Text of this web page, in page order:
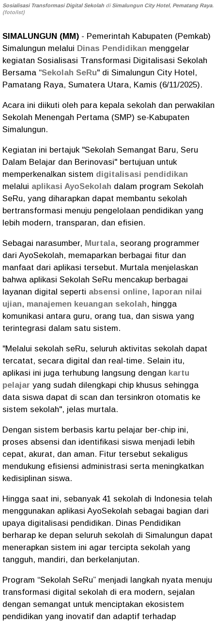
Sosialisasi Transformasi Digital Sekolah di Simalungun City Hotel, Pematang Raya.
(foto/ist)
SIMALUNGUN (MM) - Pemerintah Kabupaten (Pemkab)
Simalungun melalui Dinas Pendidikan menggelar
kegiatan Sosialisasi Transformasi Digitalisasi Sekolah
Bersama “Sekolah SeRu" di Simalungun City Hotel,
Pamatang Raya, Sumatera Utara, Kamis (6/11/2025).
Acara ini diikuti oleh para kepala sekolah dan perwakilan
Sekolah Menengah Pertama (SMP) se-Kabupaten
Simalungun.
Kegiatan ini bertajuk "Sekolah Semangat Baru, Seru
Dalam Belajar dan Berinovasi" bertujuan untuk
memperkenalkan sistem digitalisasi pendidikan
melalui aplikasi AyoSekolah dalam program Sekolah
SeRu, yang diharapkan dapat membantu sekolah
bertransformasi menuju pengelolaan pendidikan yang
lebih modern, transparan, dan efisien.
Sebagai narasumber, Murtala, seorang programmer
dari AyoSekolah, memaparkan berbagai fitur dan
manfaat dari aplikasi tersebut. Murtala menjelaskan
bahwa aplikasi Sekolah SeRu mencakup berbagai
layanan digital seperti absensi online,
laporan nilai
ujian, manajemen keuangan sekolah, hingga
komunikasi antara guru, orang tua, dan siswa yang
terintegrasi dalam satu sistem.
"Melalui sekolah seRu, seluruh aktivitas sekolah dapat
tercatat, secara digital dan real-time. Selain itu,
aplikasi ini juga terhubung langsung dengan kartu
pelajar yang sudah dilengkapi chip khusus sehingga
data siswa dapat di scan dan tersinkron otomatis ke
sistem sekolah", jelas murtala.
Dengan sistem berbasis kartu pelajar ber-chip ini,
proses absensi dan identifikasi siswa menjadi lebih
cepat, akurat, dan aman. Fitur tersebut sekaligus
mendukung efisiensi administrasi serta meningkatkan
kedisiplinan siswa.
Hingga saat ini, sebanyak 41 sekolah di Indonesia telah
menggunakan aplikasi AyoSekolah sebagai bagian dari
upaya digitalisasi pendidikan. Dinas Pendidikan
berharap ke depan seluruh sekolah di Simalungun dapat
menerapkan sistem ini agar tercipta sekolah yang
tangguh, mandiri, dan berkelanjutan.
Program “Sekolah SeRu” menjadi langkah nyata menuju
transformasi digital sekolah di era modern, sejalan
dengan semangat untuk menciptakan ekosistem
pendidikan yang inovatif dan adaptif terhadap